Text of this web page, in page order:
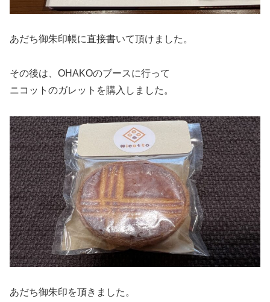
あだち御朱印帳に直接書いて頂けました。
その後は、OHAKOのブースに行って
ニコットのガレットを購入しました。
あだち御朱印を頂きました。